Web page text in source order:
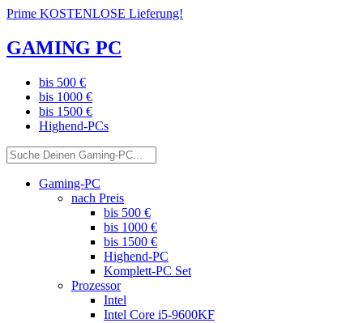
Prime KOSTENLOSE Lieferung!
GAMING PC
bis 500 €
bis 1000 €
bis 1500 €
Highend-PCs
Gaming-PC
nach Preis
bis 500 €
bis 1000 €
bis 1500 €
Highend-PC
Komplett-PC Set
Prozessor
Intel
Intel Core i5-9600KF